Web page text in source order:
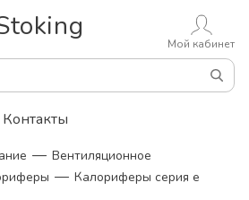
Мой кабинет
Контакты
— Вентиляционное
— Калориферы серия e